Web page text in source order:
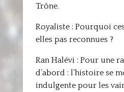
Trône.
Royaliste : Pourquoi
elles pas reconnues ?
Ran Halévi : Pour une
d’abord : l’histoire se
indulgente pour les